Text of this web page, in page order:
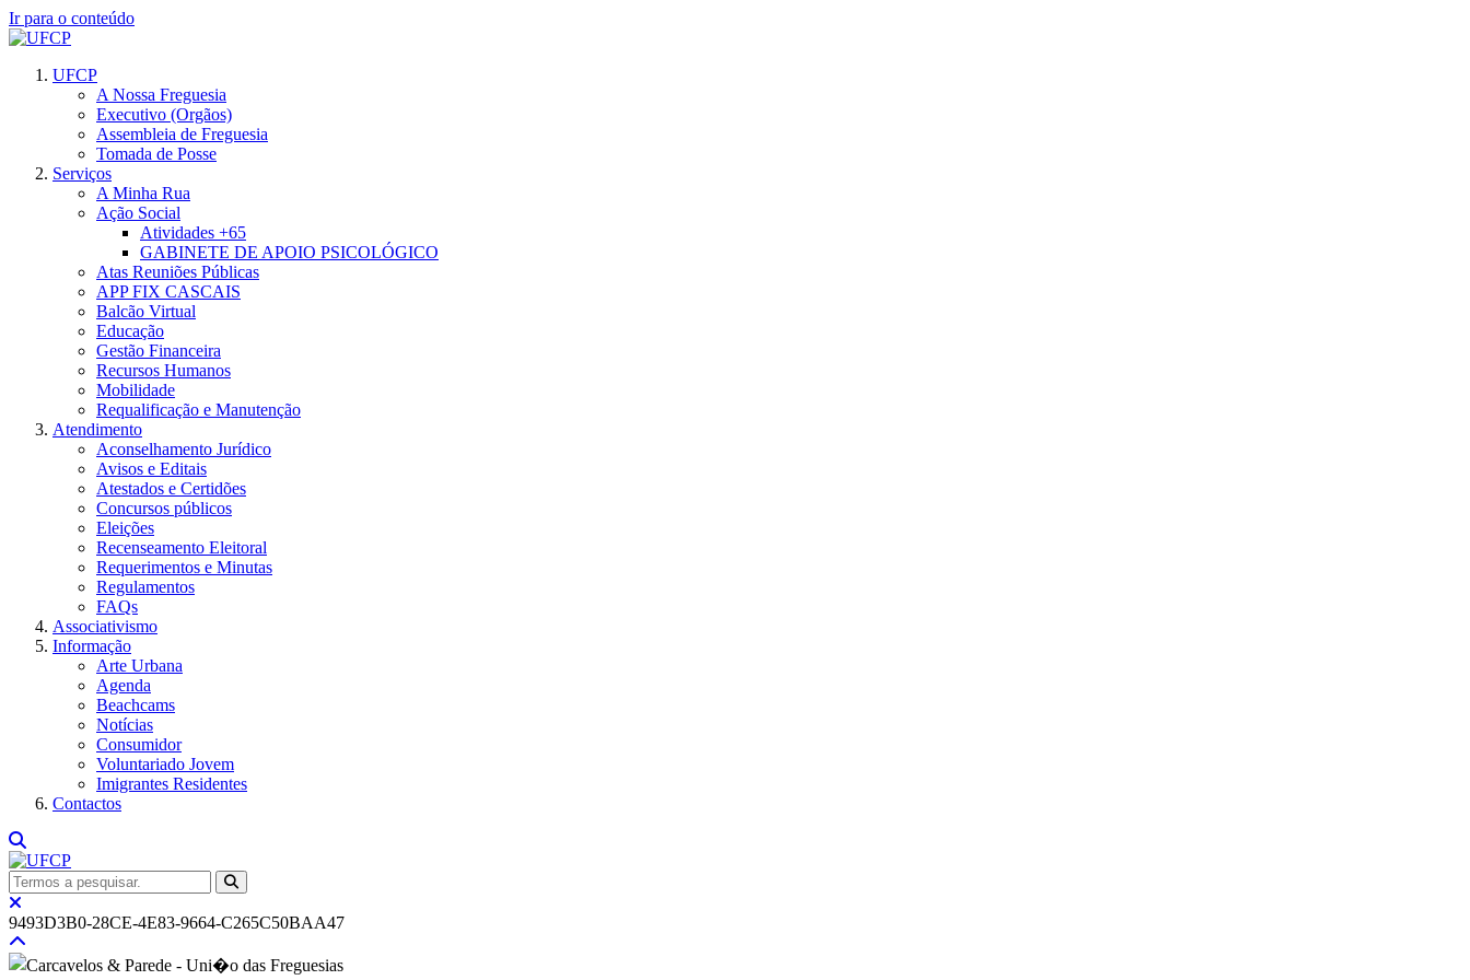
Ir para o conteúdo
UFCP
A Nossa Freguesia
Executivo (Orgãos)
Assembleia de Freguesia
Tomada de Posse
Serviços
A Minha Rua
Ação Social
Atividades +65
GABINETE DE APOIO PSICOLÓGICO
Atas Reuniões Públicas
APP FIX CASCAIS
Balcão Virtual
Educação
Gestão Financeira
Recursos Humanos
Mobilidade
Requalificação e Manutenção
Atendimento
Aconselhamento Jurídico
Avisos e Editais
Atestados e Certidões
Concursos públicos
Eleições
Recenseamento Eleitoral
Requerimentos e Minutas
Regulamentos
FAQs
Associativismo
Informação
Arte Urbana
Agenda
Beachcams
Notícias
Consumidor
Voluntariado Jovem
Imigrantes Residentes
Contactos
9493D3B0-28CE-4E83-9664-C265C50BAA47